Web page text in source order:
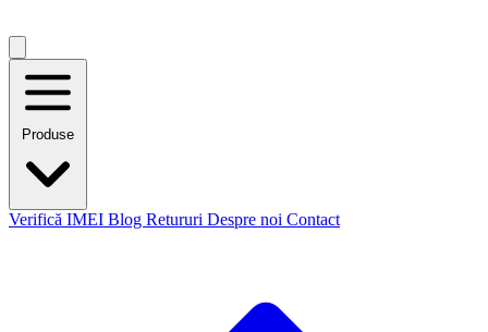
Produse
Verifică IMEI Blog Retururi Despre noi Contact